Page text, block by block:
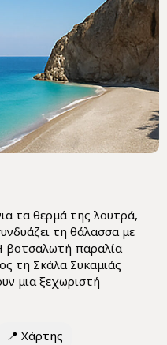
τα θερμά της λουτρά,
τη θάλασσα με
βοτσαλωτή παραλία
τη Σκάλα Συκαμιάς
μια ξεχωριστή
📍 Χάρτης